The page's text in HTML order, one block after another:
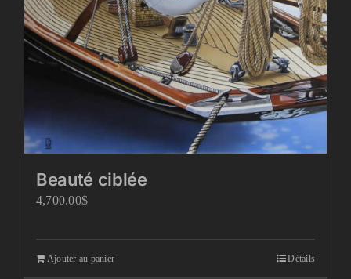
Beauté ciblée
4,700.00$
Ajouter au panier Détails